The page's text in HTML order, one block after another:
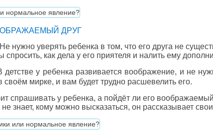
ДРУГ
нужно уверять ребенка в том, что его друга не
спросить, как дела у его приятеля и налить ему
у ребенка развивается воображение, и не
своём мирке, и вам будет трудно расшевелить его.
спрашивать у ребенка, а пойдёт ли его
знает, кому можно высказаться, он рассказывает